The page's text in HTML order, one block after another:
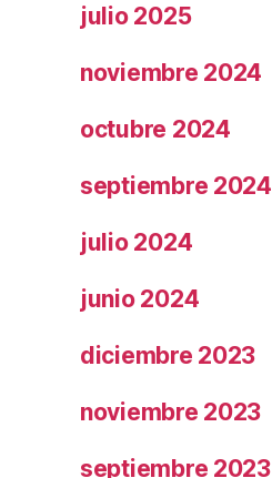
julio 2025
noviembre 2024
octubre 2024
septiembre 2024
julio 2024
junio 2024
diciembre 2023
noviembre 2023
septiembre 2023